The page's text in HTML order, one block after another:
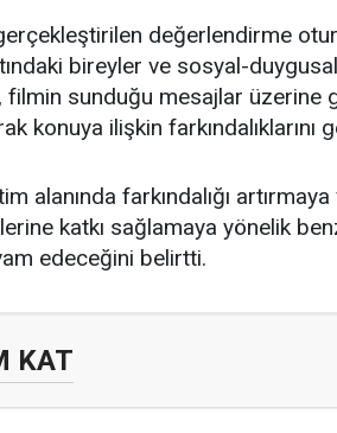
değerlendirme
bireyler ve sosyal-
filmin sunduğu mesajlar üzerine
konuya ilişkin farkındalıklarını
alanında farkındalığı
katkı sağlamaya yönelik
edeceğini belirtti.
KAT